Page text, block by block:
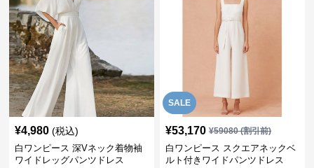
¥4,980 (税込)
白ワンピース 深Vネック着物袖
ワイドレッグパンツドレス
SALE
¥53,170 ¥59080(割引前)
白ワンピース スクエアネックベ
ルト付きワイドパンツドレス